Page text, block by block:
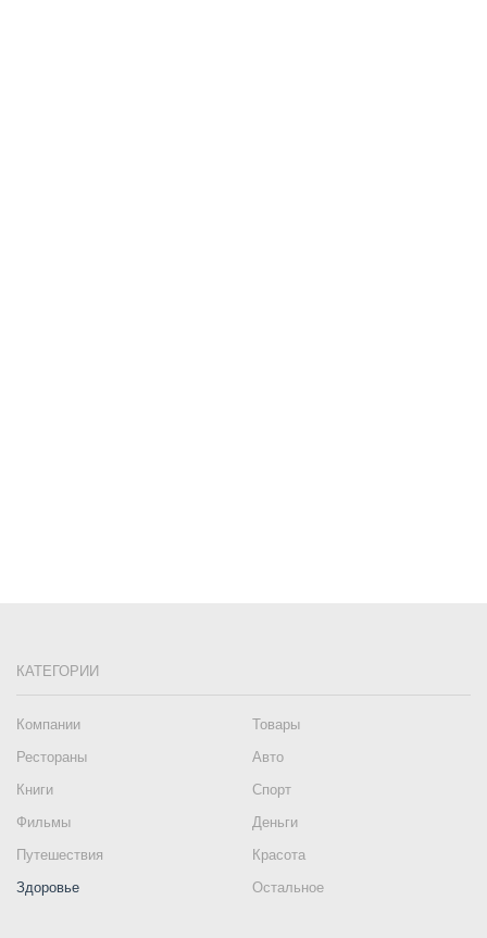
КАТЕГОРИИ
Компании
Товары
Рестораны
Авто
Книги
Спорт
Фильмы
Деньги
Путешествия
Красота
Здоровье
Остальное